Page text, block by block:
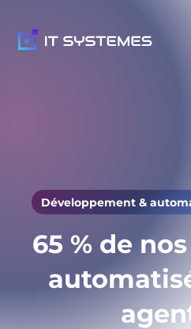
Développement &
65 % de nos